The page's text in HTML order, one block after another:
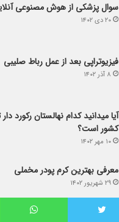
سوال پزشکی از هوش مصنوعی
۲۰ دی ۱۴۰۲
فیزیوتراپی بعد از عمل رباط صلیبی
۸ آذر ۱۴۰۲
کشور است؟
۱۰ مهر ۱۴۰۲
معرفی بهترین کرم پودر مخملی
آیا در استان اردبیل می توانیم باغ
کنیم؟